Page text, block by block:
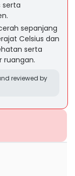
serta
sepanjang
Celsius dan
serta
ruangan.
reviewed by